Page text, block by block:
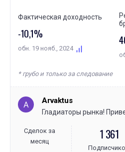
Фактическая доходность
-10,1%
обн. 19 нояб., 2024
* грубо и только за следование
A Arvaktus
Гладиаторы рынка!
Сделок за
месяц
1 361